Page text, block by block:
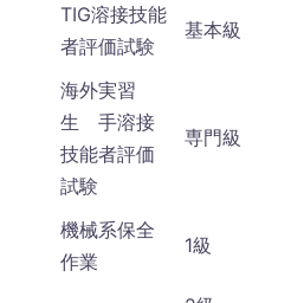
TIG溶接技能
者評価試験
基本級
海外実習
生 手溶接
技能者評価
試験
専門級
機械系保全
作業
1級